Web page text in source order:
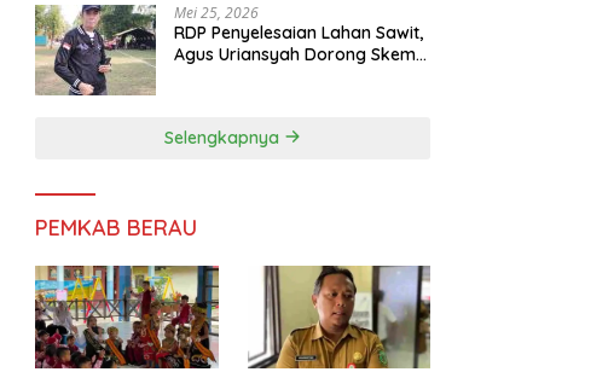
Mei 25, 2026
RDP Penyelesaian Lahan Sawit,
Agus Uriansyah Dorong Skema
Selengkapnya
PEMKAB BERAU